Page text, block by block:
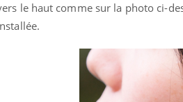
le haut comme sur la photo ci-